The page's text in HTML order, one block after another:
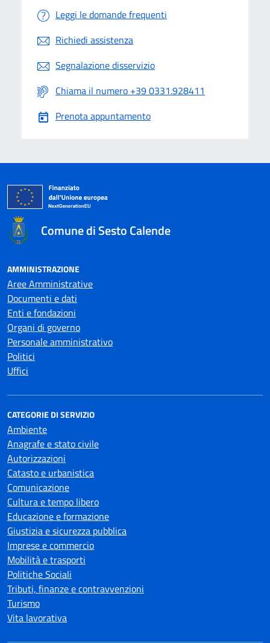
Leggi le domande frequenti
Richiedi assistenza
Segnalazione disservizio
Chiama il numero +39 0331.928411
Prenota appuntamento
Comune di Sesto Calende
AMMINISTRAZIONE
Aree Amministrative
Documenti e dati
Enti e fondazioni
Organi di governo
Personale amministrativo
Politici
Uffici
CATEGORIE DI SERVIZIO
Ambiente
Anagrafe e stato civile
Autorizzazioni
Catasto e urbanistica
Comunicazione
Cultura e tempo libero
Educazione e formazione
Giustizia e sicurezza pubblica
Imprese e commercio
Mobilità e trasporti
Politiche Sociali
Tributi, finanze e contravvenzioni
Turismo
Vita lavorativa